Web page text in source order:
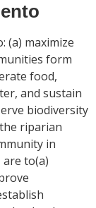
(a) maximize
form
food,
and sustain
biodiversity
riparian
in
are to(a)